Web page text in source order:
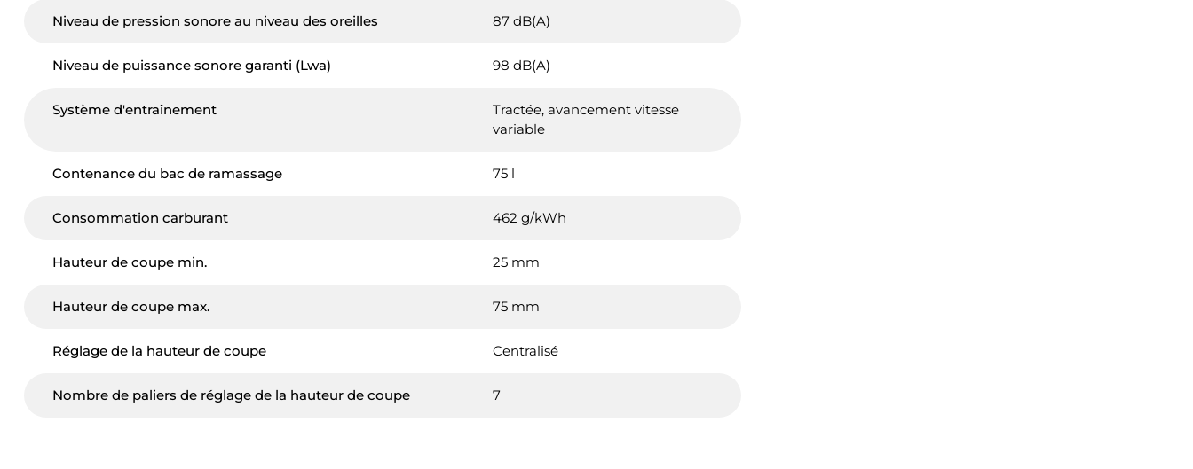
Niveau de pression sonore au niveau des oreilles 87 dB(A)
Niveau de puissance sonore garanti (Lwa) 98 dB(A)
Système d'entraînement
Tractée, avancement vitesse
variable
Contenance du bac de ramassage 75 l
Consommation carburant 462 g/kWh
Hauteur de coupe min. 25 mm
Hauteur de coupe max. 75 mm
Réglage de la hauteur de coupe Centralisé
Nombre de paliers de réglage de la hauteur de coupe 7